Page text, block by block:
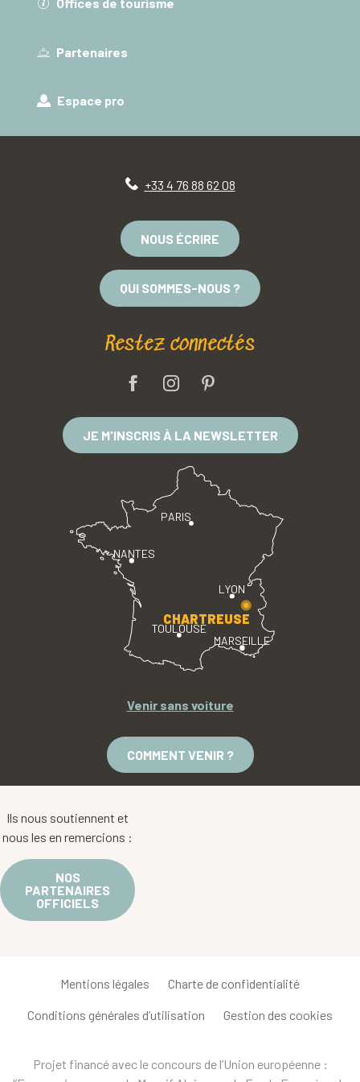
Offices de tourisme
Partenaires
Espace pro
+33 4 76 88 62 08
NOUS ÉCRIRE
QUI SOMMES-NOUS ?
Restez connectés
JE M'INSCRIS À LA NEWSLETTER
PARIS
LYON
TOULOUSE
MARSEILLE
NANTES
CHARTREUSE
Venir sans voiture
COMMENT VENIR ?
Ils nous soutiennent et
nous les en remercions :
NOS
PARTENAIRES
OFFICIELS
Mentions légales Charte de confidentialité
Conditions générales d’utilisation Gestion des cookies
Projet financé avec le concours de l’Union européenne :